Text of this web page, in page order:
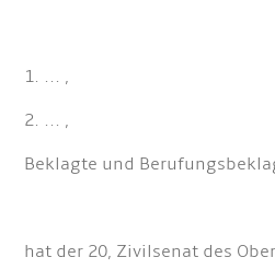
1. ... ,
2. ... ,
Beklagte und
hat der 20, Zivilsenat des